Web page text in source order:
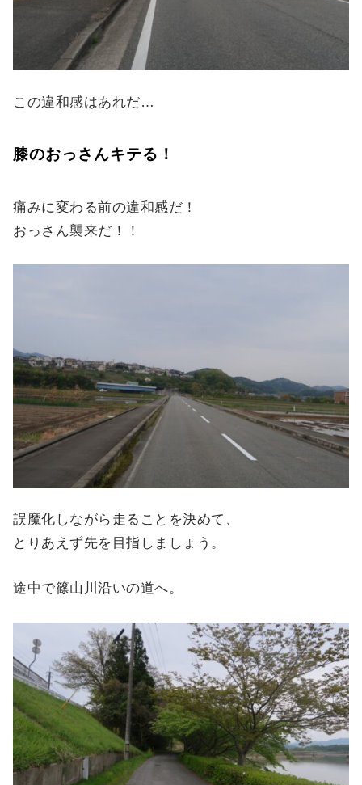
この違和感はあれだ…
膝のおっさんキテる！
痛みに変わる前の違和感だ！
おっさん襲来だ！！
誤魔化しながら走ることを決めて、
とりあえず先を目指しましょう。
途中で篠山川沿いの道へ。